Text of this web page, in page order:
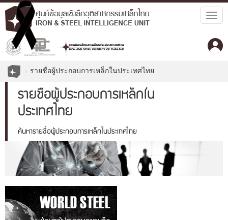
รายชื่อผู้ประกอบการเหล็กในประเทศไทย
รายชื่อผู้ประกอบการเหล็กใน
ประเทศไทย
ค้นหารายชื่อผู้ประกอบการเหล็กในประเทศไทย